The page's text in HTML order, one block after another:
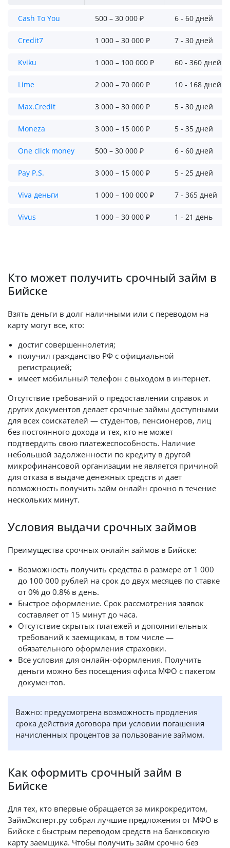
Cash To You 500 – 30 000 ₽ 6 - 60 дней
Credit7 1 000 – 30 000 ₽ 7 - 30 дней
Kviku 1 000 – 100 000 ₽ 60 - 360 дней
Lime 2 000 – 70 000 ₽ 10 - 168 дней
Max.Credit 3 000 – 30 000 ₽ 5 - 30 дней
Moneza 3 000 – 15 000 ₽ 5 - 35 дней
One click money 500 – 30 000 ₽ 6 - 60 дней
Pay P.S. 3 000 – 15 000 ₽ 5 - 25 дней
Viva деньги 1 000 – 100 000 ₽ 7 - 365 дней
Vivus 1 000 – 30 000 ₽ 1 - 21 день
Кто может получить срочный займ в
Бийске
Взять деньги в долг наличными или с переводом на
карту могут все, кто:
достиг совершеннолетия;
получил гражданство РФ с официальной
регистрацией;
имеет мобильный телефон с выходом в интернет.
Отсутствие требований о предоставлении справок и
других документов делает срочные займы доступными
для всех соискателей — студентов, пенсионеров, лиц
без постоянного дохода и тех, кто не может
подтвердить свою платежеспособность. Наличие
небольшой задолженности по кредиту в другой
микрофинансовой организации не является причиной
для отказа в выдаче денежных средств и дает
возможность получить займ онлайн срочно в течение
нескольких минут.
Условия выдачи срочных займов
Преимущества срочных онлайн займов в Бийске:
Возможность получить средства в размере от 1 000
до 100 000 рублей на срок до двух месяцев по ставке
от 0% до 0.8% в день.
Быстрое оформление. Срок рассмотрения заявок
составляет от 15 минут до часа.
Отсутствие скрытых платежей и дополнительных
требований к заемщикам, в том числе —
обязательного оформления страховки.
Все условия для онлайн-оформления. Получить
деньги можно без посещения офиса МФО с пакетом
документов.
Важно: предусмотрена возможность продления
срока действия договора при условии погашения
начисленных процентов за пользование займом.
Как оформить срочный займ в
Бийске
Для тех, кто впервые обращается за микрокредитом,
ЗаймЭксперт.ру собрал лучшие предложения от МФО в
Бийске с быстрым переводом средств на банковскую
карту заемщика. Чтобы получить займ срочно без